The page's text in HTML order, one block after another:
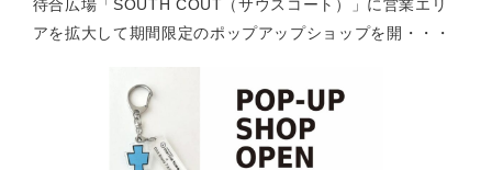
待合広場「SOUTH COUT（サウスコート）」に営業エリ
アを拡大して期間限定のポップアップショップを開・・・